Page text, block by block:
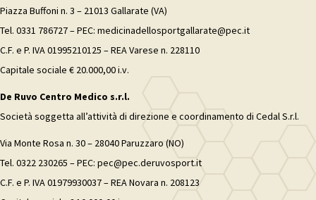
Piazza Buffoni n. 3 – 21013 Gallarate (VA)
Tel. 0331 786727 – PEC: medicinadellosportgallarate@pec.it
C.F. e P. IVA 01995210125 – REA Varese n. 228110
Capitale sociale € 20.000,00 i.v.
De Ruvo Centro Medico s.r.l.
Società soggetta all’attività di direzione e coordinamento di Cedal S.r.l.
Via Monte Rosa n. 30 – 28040 Paruzzaro (NO)
Tel. 0322 230265 – PEC: pec@pec.deruvosport.it
C.F. e P. IVA 01979930037 – REA Novara n. 208123